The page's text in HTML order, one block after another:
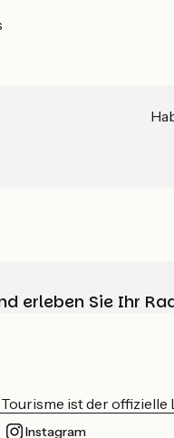
erleben Sie Ihr
ist der
Instagram